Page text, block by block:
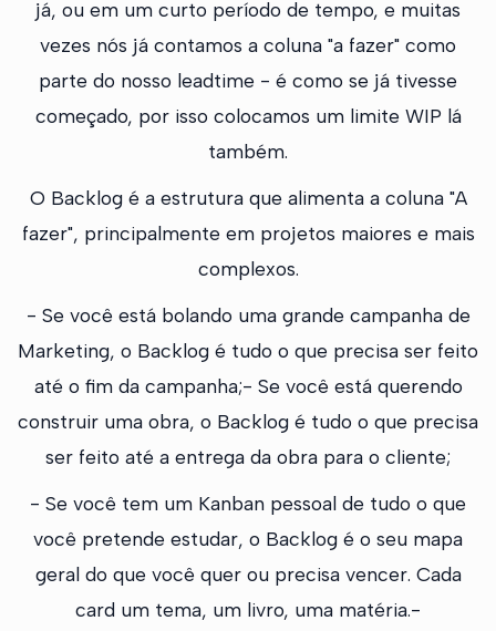
já, ou em um curto período de tempo, e muitas
vezes nós já contamos a coluna "a fazer" como
parte do nosso leadtime - é como se já tivesse
começado, por isso colocamos um limite WIP lá
também.
O Backlog é a estrutura que alimenta a coluna "A
fazer", principalmente em projetos maiores e mais
complexos.
- Se você está bolando uma grande campanha de
Marketing, o Backlog é tudo o que precisa ser feito
até o fim da campanha;- Se você está querendo
construir uma obra, o Backlog é tudo o que precisa
ser feito até a entrega da obra para o cliente;
- Se você tem um Kanban pessoal de tudo o que
você pretende estudar, o Backlog é o seu mapa
geral do que você quer ou precisa vencer. Cada
card um tema, um livro, uma matéria.-